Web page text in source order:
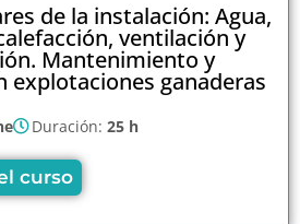
de la instalación: Agua,
ventilación y
Mantenimiento y
explotaciones ganaderas
Duración: 25 h
curso